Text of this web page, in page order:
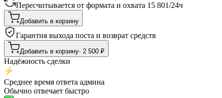
Пересчитывается от формата и охвата 15 801/24ч
Добавить в корзину
Гарантия выхода поста и возврат средств
Добавить в корзину· 2 500 ₽
Надёжность сделки
Среднее время ответа админа
Обычно отвечает быстро